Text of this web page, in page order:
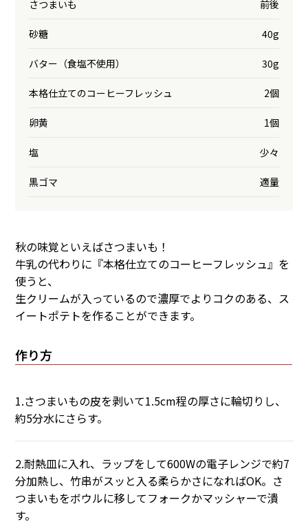
さつまいも
前後
砂糖 40g
バター（食塩不使用） 30g
本格仕立てのコーヒーフレッシュ 2個
卵黄 1個
塩 少々
黒ゴマ 適量
秋の味覚といえばさつまいも！
牛乳の代わりに『本格仕立てのコーヒーフレッシュ』を
使うと、
生クリームが入っているので濃厚でよりコクのある、ス
イートポテトを作ることができます。
作り方
1.さつまいもの皮を剥いて1.5cm程の厚さに輪切りし、
約5分水にさらす。
2.耐熱皿に入れ、ラップをして600Wの電子レンジで約7
分加熱し、竹串がスッと入る柔らかさになればOK。さ
つまいもをボウルに移してフォークかマッシャーで潰
す。